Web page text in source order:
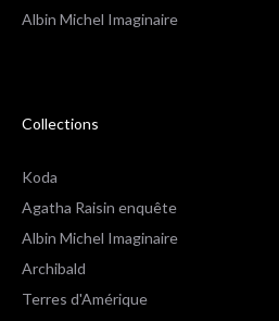
Albin Michel Imaginaire
Collections
Koda
Agatha Raisin enquête
Albin Michel Imaginaire
Archibald
Terres d'Amérique